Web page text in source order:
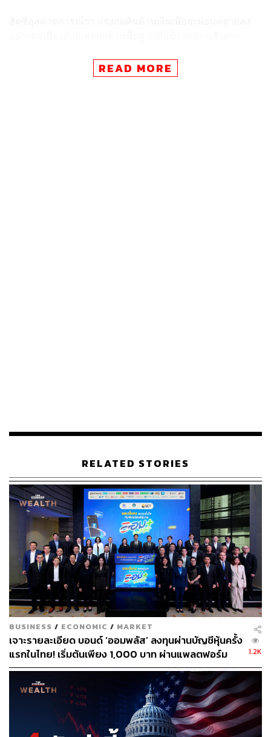
ผ่านมา แสดงให้เห็นว่า อัตราเงินเฟ้อพื้นฐานที่ไม่รวมภาค
อาหารและพลังงานในสหรัฐฯ ผ่อนคลายลงในเดือนที่แล้ว นับ
ระดับปกติลดลงเหลือ 26% ในเดือนกรกฎาคม จาก 35% ใน
จะยังคงอยู่เหนือระดับในอดีต
ยูริ เซลิเกอร์ นักกลยุทธ์ด้านสินเชื่อของ Bank of America
กล่าวว่า ความคาดหวังในคุณภาพสินเชื่อกำลังดีขึ้นในหมู่ผู้
ลงทุนในเครดิตผลตอบแทนสูง และฉันทามติส่วนใหญ่ใน
ตลาดเรียกร้องให้โอกาสที่จะเกิดเศรษฐกิจถดถอยในสหรัฐฯ
มีเพียงเล็กน้อย รวมทั้ง Fed จะขึ้นดอกเบี้ยอีกไม่เกิน 2 ครั้ง
นักลงทุนใช้เวลาส่วนใหญ่ของปีในการเคลื่อนย้ายเงินทุนไป
ยังสินทรัพย์ที่ปลอดภัยก่อนการชะลอตัวที่คาดการณ์ไว้ ซึ่ง
จนถึงตอนนี้ยังไม่เกิดขึ้น ในขณะที่ตลาดเริ่มลดคาดหวังของ
การเกิดภาวะเศรษฐกิจถดถอย ทำให้นักลงทุนกลับมามองแง่
ดีต่อตลาดอีกครั้ง
สถานะเครดิตระดับลงทุนยังคงต่ำกว่าระดับปกติอย่างมาก แต่
นับเป็นระดับสูงสุดตั้งแต่เดือนพฤษภาคม 2022 ขณะที่สถานะ
เครดิตระดับผลตอบแทนสูงนั้นอยู่ในระดับต่ำที่สุดเป็น
ประวัติการณ์แค่ 37% แม้เพิ่มขึ้นจาก 35% ในเดือน
พฤษภาคมก็ตาม
READ MORE
RELATED STORIES
BUSINESS / ECONOMIC / MARKET
เจาะรายละเอียด บอนด์ ‘ออมพลัส’ ลงทุนผ่านบัญชีหุ้นครั้ง
แรกในไทย! เริ่มต้นเพียง 1,000 บาท ผ่านแพลตฟอร์ม
Bond Connect ก่อนเปิดจองซื้อ 3-5 ส.ค.นี้
1.2K